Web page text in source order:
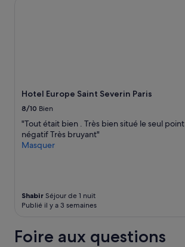
disponibilité
sont
susceptibles
de
changer.
Des
Hotel Europe Saint Severin Paris
8/10 Bien
"Tout était bien . Très bien situé le seul point
négatif Très bruyant"
Masquer
Shabir Séjour de 1 nuit
Publié il y a 3 semaines
Foire aux questions